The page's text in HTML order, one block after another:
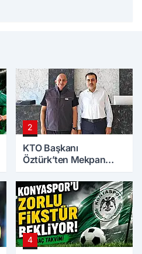
2
KTO Başkanı
Öztürk’ten Mekpan
4